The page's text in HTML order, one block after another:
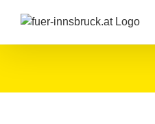
Inhalt